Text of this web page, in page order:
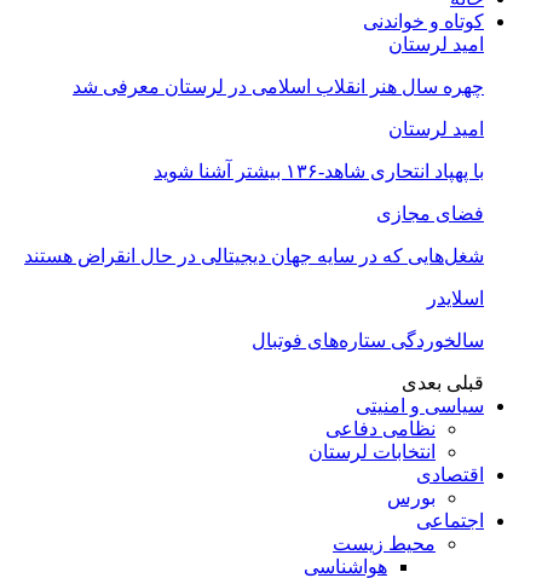
کوتاه و خواندنی
امید لرستان
چهره سال هنر انقلاب اسلامی در لرستان معرفی شد
امید لرستان
با پهپاد انتحاری شاهد-۱۳۶ بیشتر آشنا شوید
فضای مجازی
شغل‌‌هایی که در سایه جهان دیجیتالی در حال انقراض هستند
اسلایدر
سالخوردگی ستاره‌های فوتبال
قبلی بعدی
سیاسی و امنیتی
نظامی دفاعی
انتخابات لرستان
اقتصادی
بورس
اجتماعی
محیط زیست
هواشناسی